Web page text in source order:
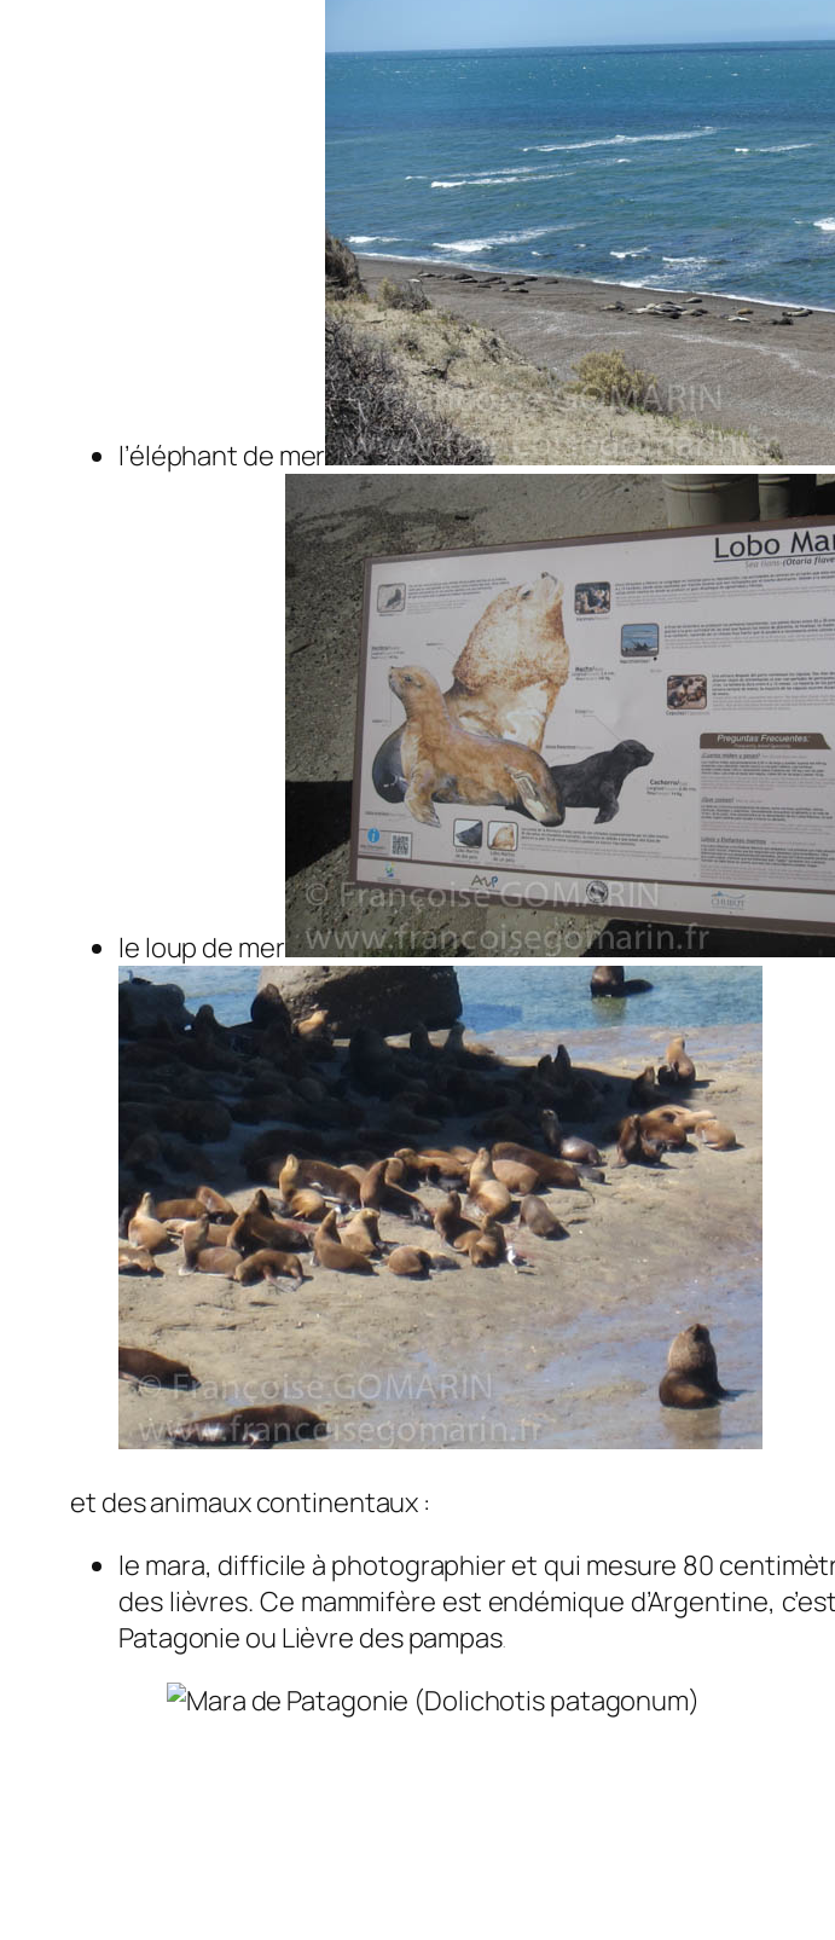
l’éléphant de mer
le loup de mer
et des animaux continentaux :
le mara, difficile à photographier et qui mesure 80
des lièvres. Ce mammifère est endémique d’Argentine,
Patagonie ou Lièvre des pampas.